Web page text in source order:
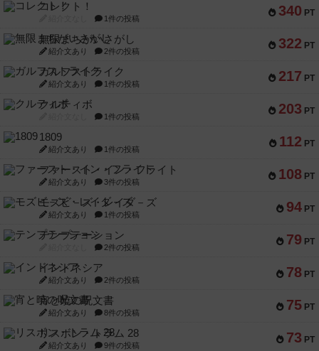
340 PT
コレクト！
1件の投稿
322 PT
無限まちがいさがし
紹介文あり 2件の投稿
217 PT
ガルフストライク
紹介文あり 1件の投稿
203 PT
クルティボ
1件の投稿
112 PT
1809
紹介文あり 1件の投稿
108 PT
ファースト・イン・フライト
紹介文あり 3件の投稿
94 PT
モズビ－ズ・レイダ－ズ
紹介文あり 1件の投稿
79 PT
テンプテーション
2件の投稿
78 PT
インドネシア
紹介文あり 2件の投稿
75 PT
宵と暁の呪文書
紹介文あり 8件の投稿
73 PT
リスボン・トラム 28
紹介文あり 9件の投稿